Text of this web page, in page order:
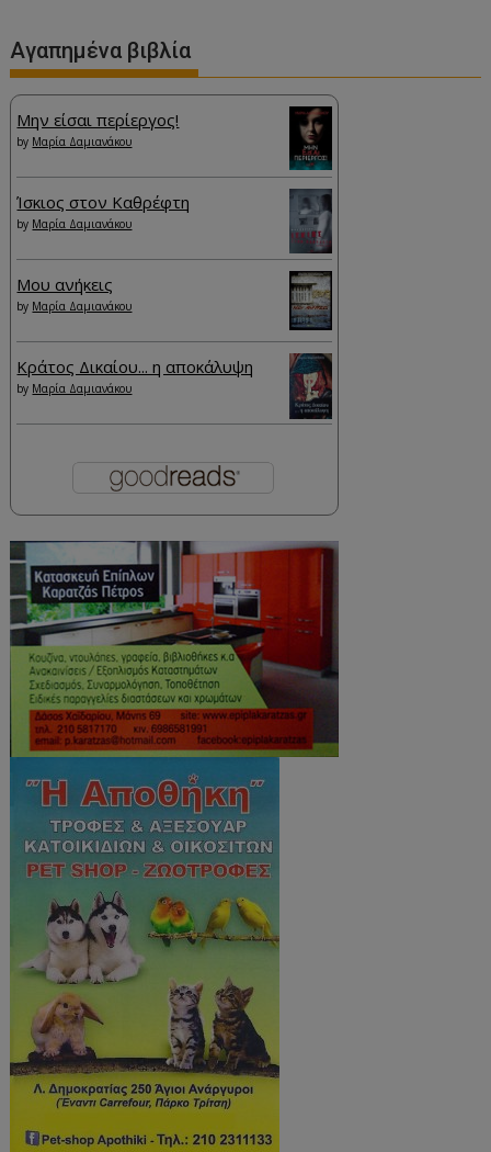
Αγαπημένα βιβλία
Μην είσαι περίεργος!
by Μαρία Δαμιανάκου
Ίσκιος στον Καθρέφτη
by Μαρία Δαμιανάκου
Μου ανήκεις
by Μαρία Δαμιανάκου
Κράτος Δικαίου... η αποκάλυψη
by Μαρία Δαμιανάκου